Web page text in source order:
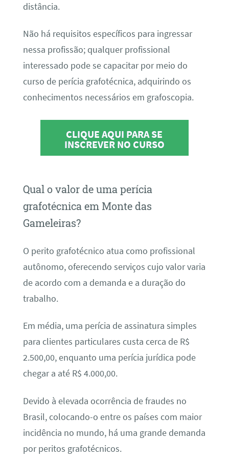
distância.
Não há requisitos específicos para ingressar
nessa profissão; qualquer profissional
interessado pode se capacitar por meio do
curso de perícia grafotécnica, adquirindo os
conhecimentos necessários em grafoscopia.
CLIQUE AQUI PARA SE
INSCREVER NO CURSO
Qual o valor de uma perícia
grafotécnica em Monte das
Gameleiras?
O perito grafotécnico atua como profissional
autônomo, oferecendo serviços cujo valor varia
de acordo com a demanda e a duração do
trabalho.
Em média, uma perícia de assinatura simples
para clientes particulares custa cerca de R$
2.500,00, enquanto uma perícia jurídica pode
chegar a até R$ 4.000,00.
Devido à elevada ocorrência de fraudes no
Brasil, colocando-o entre os países com maior
incidência no mundo, há uma grande demanda
por peritos grafotécnicos.